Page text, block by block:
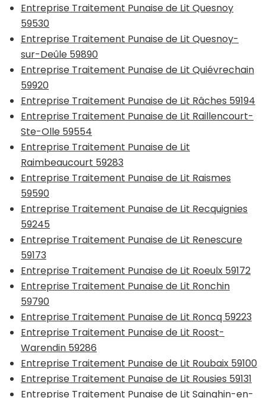
Entreprise Traitement Punaise de Lit Quesnoy
59530
Entreprise Traitement Punaise de Lit Quesnoy-
sur-Deûle 59890
Entreprise Traitement Punaise de Lit Quiévrechain
59920
Entreprise Traitement Punaise de Lit Râches 59194
Entreprise Traitement Punaise de Lit Raillencourt-
Ste-Olle 59554
Entreprise Traitement Punaise de Lit
Raimbeaucourt 59283
Entreprise Traitement Punaise de Lit Raismes
59590
Entreprise Traitement Punaise de Lit Recquignies
59245
Entreprise Traitement Punaise de Lit Renescure
59173
Entreprise Traitement Punaise de Lit Roeulx 59172
Entreprise Traitement Punaise de Lit Ronchin
59790
Entreprise Traitement Punaise de Lit Roncq 59223
Entreprise Traitement Punaise de Lit Roost-
Warendin 59286
Entreprise Traitement Punaise de Lit Roubaix 59100
Entreprise Traitement Punaise de Lit Rousies 59131
Entreprise Traitement Punaise de Lit Sainghin-en-